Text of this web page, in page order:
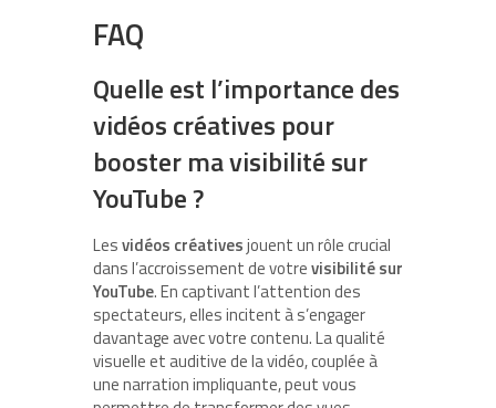
FAQ
Quelle est l’importance des
vidéos créatives pour
booster ma visibilité sur
YouTube ?
Lesvidéos créativesjouent un rôle crucial
dans l’accroissement de votrevisibilité sur
YouTube. En captivant l’attention des
spectateurs, elles incitent à s’engager
davantage avec votre contenu. La qualité
visuelle et auditive de la vidéo, couplée à
une narration impliquante, peut vous